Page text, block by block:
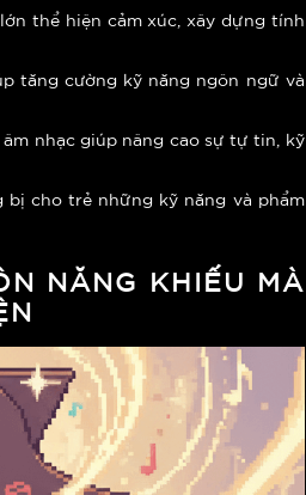
thể hiện cảm xúc, xây dựng tính
tăng cường kỹ năng ngôn ngữ và
nhạc giúp nâng cao sự tự tin, kỹ
cho trẻ những kỹ năng và phẩm
NĂNG KHIẾU MÀ